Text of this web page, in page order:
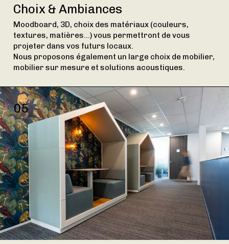
Choix & Ambiances
Moodboard, 3D, choix des matériaux (couleurs,
textures, matières…) vous permettront de vous
projeter dans vos futurs locaux.
Nous proposons également un large choix de mobilier,
mobilier sur mesure et solutions acoustiques.
05